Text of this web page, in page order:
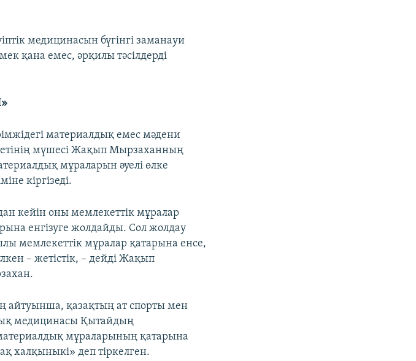
медицинасын бүгінгі заманауи
қана емес, әрқилы тәсілдерді
материалдық емес мәдени
мүшесі Жақып Мырзаханның
мұраларын әуелі өлке
кіргізеді.
кейін оны мемлекеттік мұралар
енгізуге жолдайды. Сол жолдау
мемлекеттік мұралар қатарына енсе,
– жетістік, – дейді Жақып
айтуынша, қазақтың ат спорты мен
медицинасы Қытайдың
мұраларының қатарына
халқыныкі» деп тіркелген.